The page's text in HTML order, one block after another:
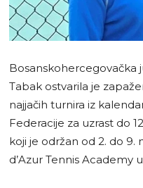
Bosanskohercegovačka
Tabak ostvarila je
najjačih turnira iz
Federacije za uzrast do
koji je održan od 2. do 9.
d’Azur Tennis Academy